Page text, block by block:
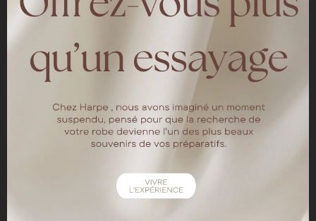
par Eternal Moments photographe et
Vidéaste Le modèle porte la robe Ingrid
LIRE